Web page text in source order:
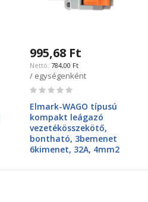
995,68 Ft
784,00 Ft
/ egységenként
Rating:
Elmark-WAGO típusú
kompakt leágazó
vezetékösszekötő,
bontható, 3bemenet
6kimenet, 32A, 4mm2